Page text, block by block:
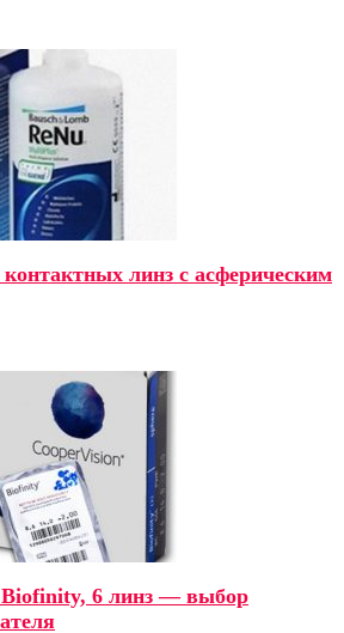
линз с асферическим
6 линз — выбор